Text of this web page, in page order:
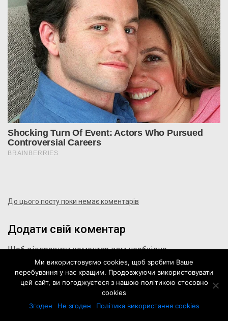
До цього посту поки немає коментарів
Додати свій коментар
Щоб відправити коментар вам необхідно
авторизуватись.
Ми використовуємо cookies, щоб зробити Ваше
перебування у нас кращим. Продовжуючи використовувати
цей сайт, ви погоджуєтеся з нашою політикою стосовно
cookies
Згоден
Не згоден Політика використання cookies